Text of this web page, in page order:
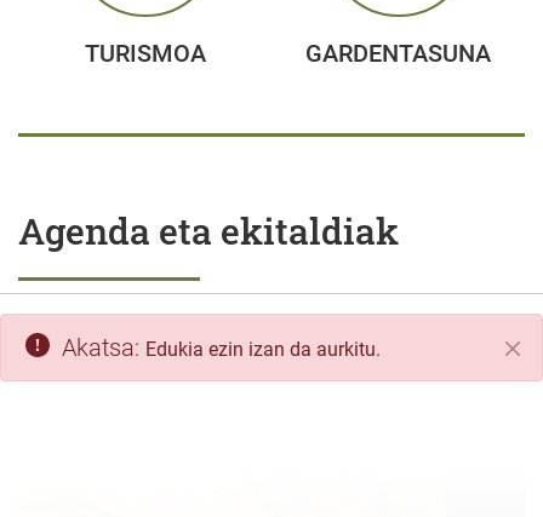
TURISMOA GARDENTASUNA
Agenda eta ekitaldiak
Itxi
Akatsa: Edukia ezin izan da aurkitu.